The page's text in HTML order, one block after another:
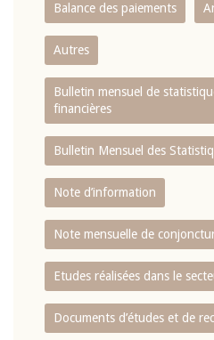
Balance des paiements
Autres
Bulletin mensuel de
financières
Bulletin Mensuel des
Note d’information
Note mensuelle de
Etudes réalisées dans le
Documents d’études et de